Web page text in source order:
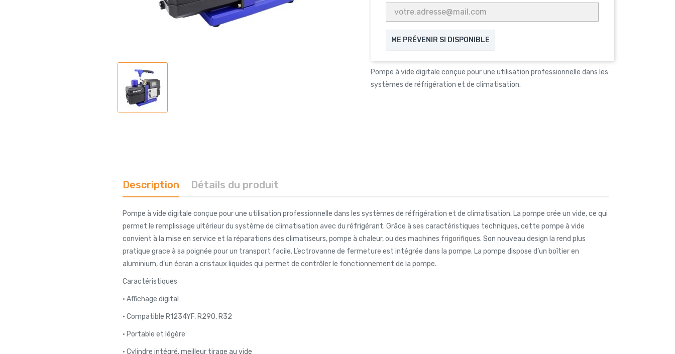
ME PRÉVENIR SI DISPONIBLE
Pompe à vide digitale conçue pour une utilisation professionnelle dans les
systèmes de réfrigération et de climatisation.
Description Détails du produit
Pompe à vide digitale conçue pour une utilisation professionnelle dans les systèmes de réfrigération et de climatisation. La pompe crée un vide, ce qui
permet le remplissage ultérieur du système de climatisation avec du réfrigérant. Grâce à ses caractéristiques techniques, cette pompe à vide
convient à la mise en service et la réparations des climatiseurs, pompe à chaleur, ou des machines frigorifiques. Son nouveau design la rend plus
pratique grace à sa poignée pour un transport facile. L’ectrovanne de fermeture est intégrée dans la pompe. La pompe dispose d’un boîtier en
aluminium, d’un écran a cristaux liquides qui permet de contrôler le fonctionnement de la pompe.
Caractéristiques
• Affichage digital
• Compatible R1234YF, R290, R32
• Portable et légère
• Cylindre intégré, meilleur tirage au vide